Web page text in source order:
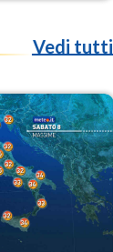
Vedi tutti